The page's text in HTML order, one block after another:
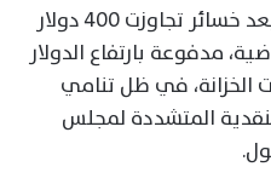
وجاءت هذه التراجعات الحادة بعد خسائر تجاوزت 400 دولار
مدفوعة بارتفاع الدولار
الخزانة، في ظل تنامي
المتشددة لمجلس